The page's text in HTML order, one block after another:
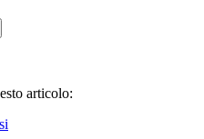
articolo: